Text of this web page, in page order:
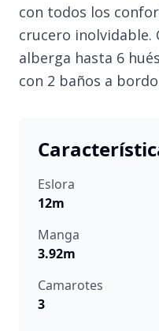
con todos los
crucero inolvidable.
alberga hasta 6
con 2 baños a
Eslora
12m
Manga
3.92m
Camarotes
3